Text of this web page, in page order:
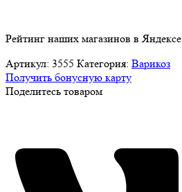
Рейтинг наших магазинов в Яндексе
Артикул: 3555 Категория: Варикоз
Получить бонусную карту
Поделитесь товаром